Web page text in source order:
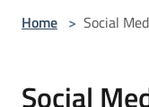
Home > Social
Social